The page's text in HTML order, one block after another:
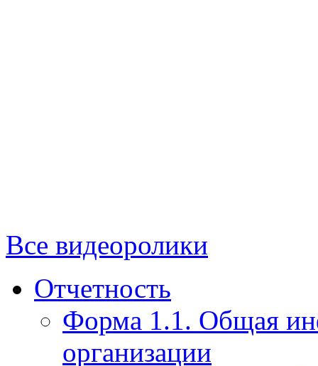
Все видеоролики
Отчетность
Форма 1.1. Общая
организации